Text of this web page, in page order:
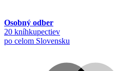
Osobný odber
20 kníhkupectiev
po celom Slovensku